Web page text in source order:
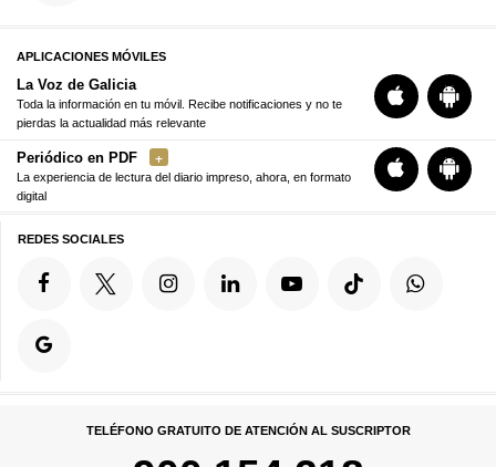
APLICACIONES MÓVILES
La Voz de Galicia
Toda la información en tu móvil. Recibe notificaciones y no te
pierdas la actualidad más relevante
Periódico en PDF
La experiencia de lectura del diario impreso, ahora, en formato
digital
REDES SOCIALES
TELÉFONO GRATUITO DE ATENCIÓN AL SUSCRIPTOR